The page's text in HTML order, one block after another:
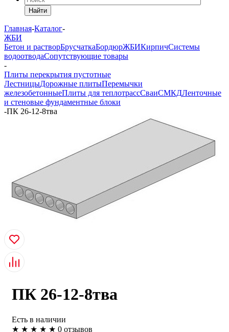
Найти
Главная-Каталог-
ЖБИ
Бетон и растворБрусчаткаБордюрЖБИКирпичСистемы
водоотводаСопутствующие товары
-
Плиты перекрытия пустотные
ЛестницыДорожные плитыПеремычки
железобетонныеПлиты для теплотрассСваиСМКДЛенточные
и стеновые фундаментные блоки
-ПК 26-12-8тва
ПК 26-12-8тва
Есть в наличии
★ ★ ★ ★ ★ 0 отзывов